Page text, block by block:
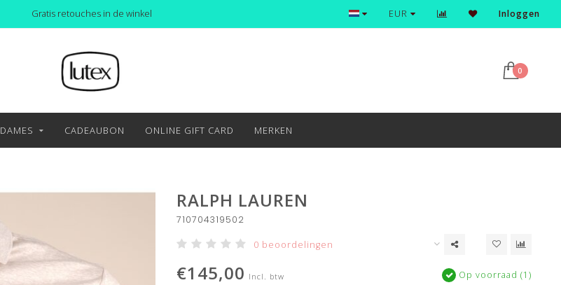
Gratis retouches in de winkel Ontdek en shop de nieuwste trends
EUR Inloggen
0
DAMES CADEAUBON ONLINE GIFT CARD MERKEN
RALPH LAUREN
710704319502
0 beoordelingen
€145,00 Incl. btw Op voorraad (1)